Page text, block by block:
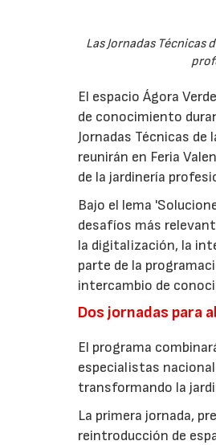
Las Jornadas Técnicas
El espacio Ágora
de conocimiento
Jornadas Técnicas de
reunirán en Feria
de la jardinería
Bajo el lema
desafíos más
la digitalización, la
parte de la
intercambio de
Dos jornadas para
El programa
especialistas
transformando la
La primera jornada,
reintroducción de